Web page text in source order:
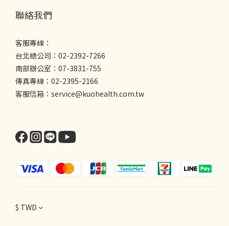
聯絡我們
客服專線：
台北總公司：02-2392-7266
南部辦公室：07-3831-755
傳真專線：02-2395-2166
客服信箱：service@kuohealth.com.tw
$ TWD